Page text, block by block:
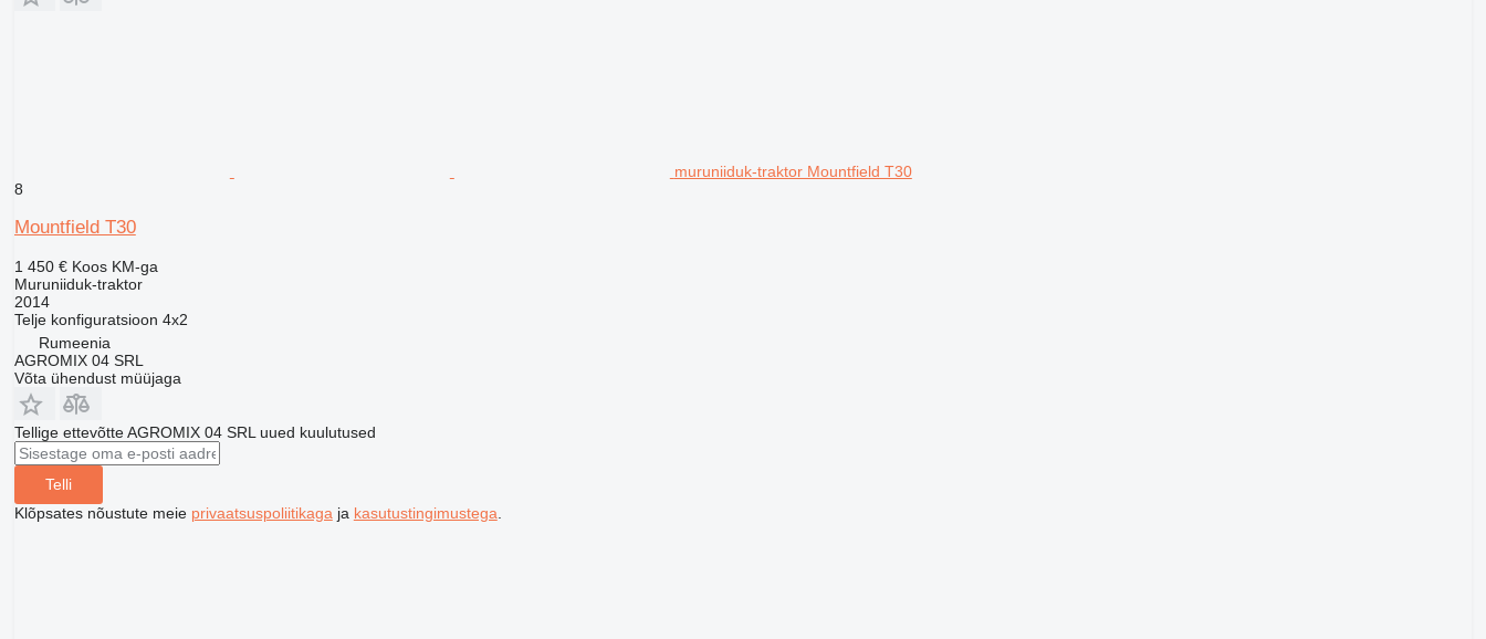
muruniiduk-traktor Mountfield T30
8
Mountfield T30
1 450 € Koos KM-ga
Muruniiduk-traktor
2014
Telje konfiguratsioon 4x2
Rumeenia
AGROMIX 04 SRL
Võta ühendust müüjaga
Tellige ettevõtte AGROMIX 04 SRL uued kuulutused
Telli
Klõpsates nõustute meie privaatsuspoliitikaga ja kasutustingimustega